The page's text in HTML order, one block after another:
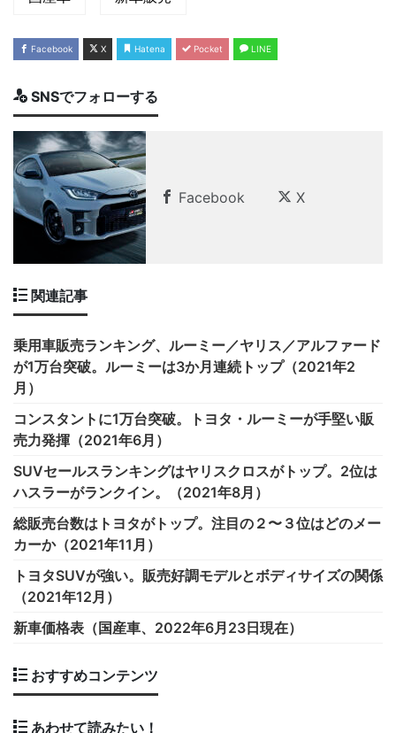
Facebook X Hatena Pocket LINE
SNSでフォローする
Facebook X
関連記事
乗用車販売ランキング、ルーミー／ヤリス／アルファード
が1万台突破。ルーミーは3か月連続トップ（2021年2
月）
コンスタントに1万台突破。トヨタ・ルーミーが手堅い販
売力発揮（2021年6月）
SUVセールスランキングはヤリスクロスがトップ。2位は
ハスラーがランクイン。（2021年8月）
総販売台数はトヨタがトップ。注目の２〜３位はどのメー
カーか（2021年11月）
トヨタSUVが強い。販売好調モデルとボディサイズの関係
（2021年12月）
新車価格表（国産車、2022年6月23日現在）
おすすめコンテンツ
あわせて読みたい！